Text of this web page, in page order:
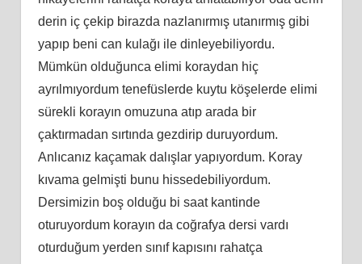
derin iç çekip birazda nazlanırmış utanırmış gibi
yapıp beni can kulağı ile dinleyebiliyordu.
Mümkün olduğunca elimi koraydan hiç
ayrılmıyordum tenefüslerde kuytu köşelerde elimi
sürekli korayın omuzuna atıp arada bir
çaktırmadan sırtında gezdirip duruyordum.
Anlıcanız kaçamak dalışlar yapıyordum. Koray
kıvama gelmişti bunu hissedebiliyordum.
Dersimizin boş olduğu bi saat kantinde
oturuyordum korayın da coğrafya dersi vardı
oturduğum yerden sınıf kapısını rahatça